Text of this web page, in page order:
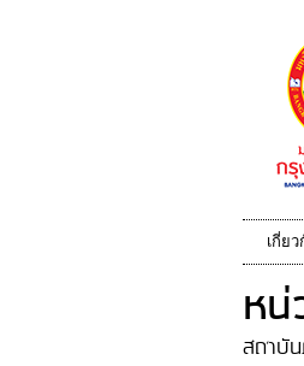
เกี่ย
ห
สถาบัน